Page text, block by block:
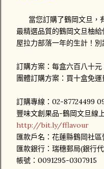
當您訂購了鶴岡文旦，
最精選品質的鶴岡文旦柚
屋拉力部落一年的生計！
訂購方案：每盒六百八十元
團體訂購方案：買十盒免運
訂購專線：02-87724499
豐味文創果品-鶴岡文旦線
http://bit.ly/fflavour
匯款戶名：花蓮縣鶴岡社
匯款銀行：瑞穗郵局(銀行
帳號：0091295-0307915